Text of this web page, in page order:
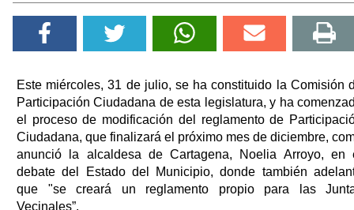
Este miércoles, 31 de julio, se ha constituido la Comisión
Participación Ciudadana de esta legislatura, y ha
el proceso de modificación del reglamento de
Ciudadana, que finalizará el próximo mes de diciembre,
anunció la alcaldesa de Cartagena, Noelia Arroyo, en
debate del Estado del Municipio, donde también
que "se creará un reglamento propio para las
Vecinales”.